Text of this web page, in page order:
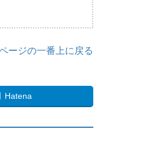
ージの一番上に戻る
Hatena